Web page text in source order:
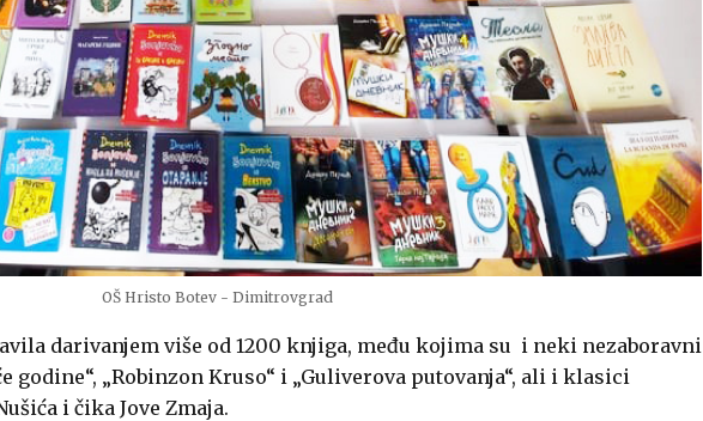
OŠ Hristo Botev - Dimitrovgrad
darivanjem više od 1200 knjiga, među kojima su i neki nezaboravni
godine“, „Robinzon Kruso“ i „Guliverova putovanja“, ali i klasici
i čika Jove Zmaja.